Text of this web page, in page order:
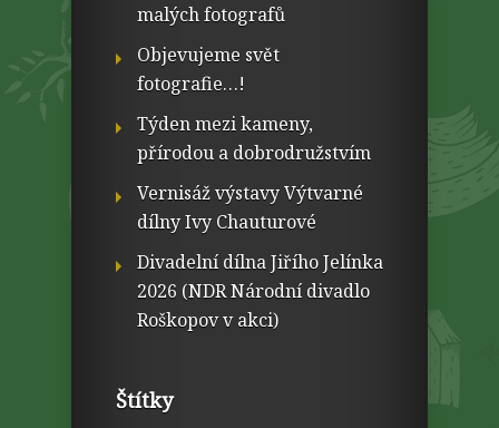
malých fotografů
Objevujeme svět
fotografie…!
Týden mezi kameny,
přírodou a dobrodružstvím
Vernisáž výstavy Výtvarné
dílny Ivy Chauturové
Divadelní dílna Jiřího Jelínka
2026 (NDR Národní divadlo
Roškopov v akci)
Štítky